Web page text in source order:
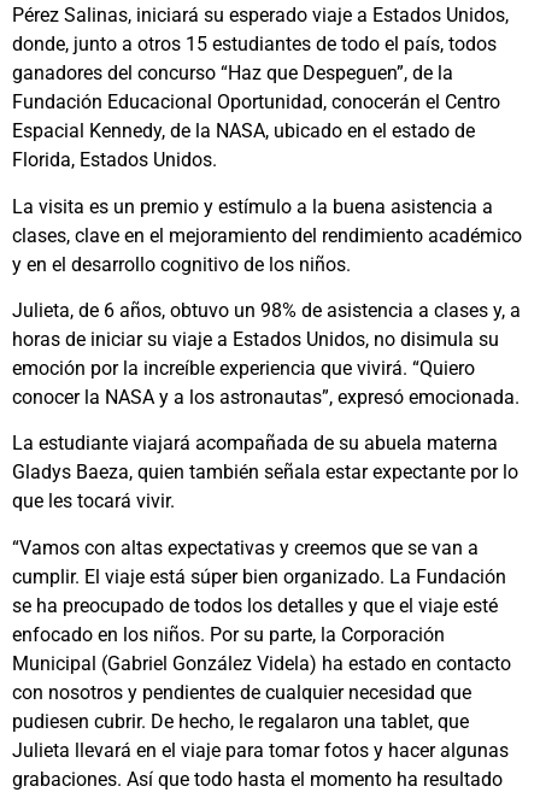
Pérez Salinas, iniciará su esperado viaje a Estados Unidos,
donde, junto a otros 15 estudiantes de todo el país, todos
ganadores del concurso “Haz que Despeguen”, de la
Fundación Educacional Oportunidad, conocerán el Centro
Espacial Kennedy, de la NASA, ubicado en el estado de
Florida, Estados Unidos.
La visita es un premio y estímulo a la buena asistencia a
clases, clave en el mejoramiento del rendimiento académico
y en el desarrollo cognitivo de los niños.
Julieta, de 6 años, obtuvo un 98% de asistencia a clases y, a
horas de iniciar su viaje a Estados Unidos, no disimula su
emoción por la increíble experiencia que vivirá. “Quiero
conocer la NASA y a los astronautas”, expresó emocionada.
La estudiante viajará acompañada de su abuela materna
Gladys Baeza, quien también señala estar expectante por lo
que les tocará vivir.
“Vamos con altas expectativas y creemos que se van a
cumplir. El viaje está súper bien organizado. La Fundación
se ha preocupado de todos los detalles y que el viaje esté
enfocado en los niños. Por su parte, la Corporación
Municipal (Gabriel González Videla) ha estado en contacto
con nosotros y pendientes de cualquier necesidad que
pudiesen cubrir. De hecho, le regalaron una tablet, que
Julieta llevará en el viaje para tomar fotos y hacer algunas
grabaciones. Así que todo hasta el momento ha resultado